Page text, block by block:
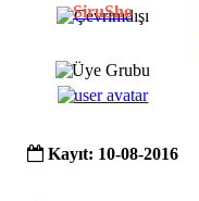
SiruSho
Kayıt: 10-08-2016